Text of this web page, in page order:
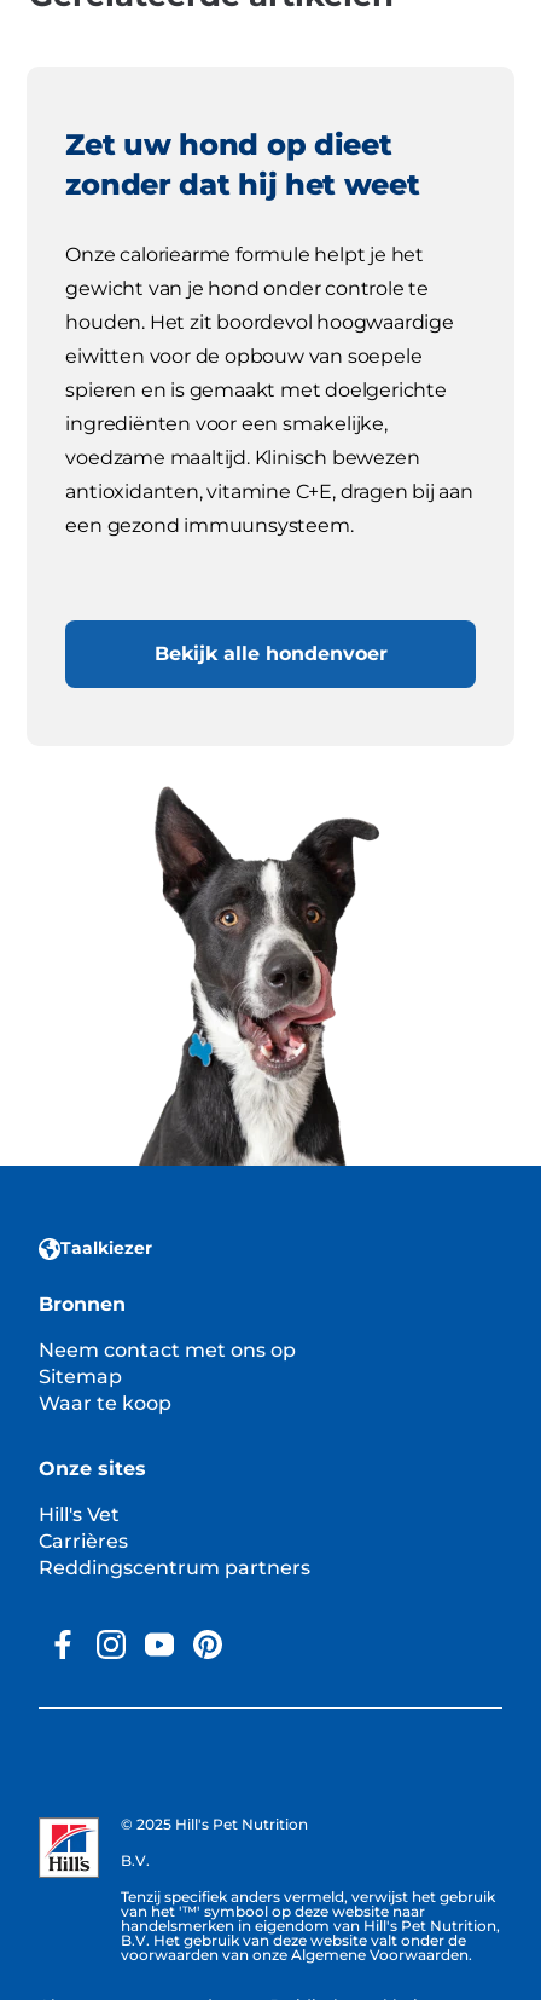
Zet uw hond op dieet
zonder dat hij het weet
Onze caloriearme formule helpt je het
gewicht van je hond onder controle te
houden. Het zit boordevol hoogwaardige
eiwitten voor de opbouw van soepele
spieren en is gemaakt met doelgerichte
ingrediënten voor een smakelijke,
voedzame maaltijd. Klinisch bewezen
antioxidanten, vitamine C+E, dragen bij aan
een gezond immuunsysteem.
Bekijk alle hondenvoer
Taalkiezer
Bronnen
Neem contact met ons op
Sitemap
Waar te koop
Onze sites
Hill's Vet
Carrières
Reddingscentrum partners
© 2025 Hill's Pet Nutrition
B.V.
Tenzij specifiek anders vermeld, verwijst het gebruik
van het '™' symbool op deze website naar
handelsmerken in eigendom van Hill's Pet Nutrition,
B.V. Het gebruik van deze website valt onder de
voorwaarden van onze Algemene Voorwaarden.